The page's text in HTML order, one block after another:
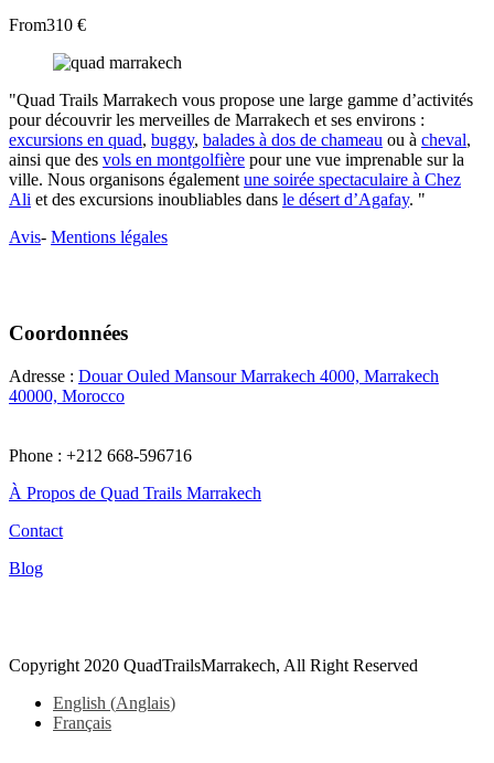
From310 €
"Quad Trails Marrakech vous propose une large gamme d’activités
pour découvrir les merveilles de Marrakech et ses environs :
excursions en quad, buggy, balades à dos de chameau ou à cheval,
ainsi que des vols en montgolfière pour une vue imprenable sur la
ville. Nous organisons également une soirée spectaculaire à Chez
Ali et des excursions inoubliables dans le désert d’Agafay. "
Avis- Mentions légales
Coordonnées
Adresse : Douar Ouled Mansour Marrakech 4000, Marrakech
40000, Morocco
Phone : +212 668-596716
À Propos de Quad Trails Marrakech
Contact
Blog
Copyright 2020 QuadTrailsMarrakech, All Right Reserved
English (Anglais)
Français